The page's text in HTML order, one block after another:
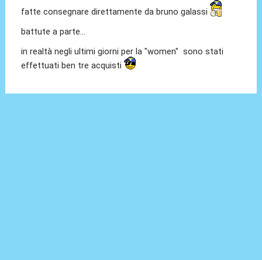
fatte consegnare direttamente da bruno galassi
battute a parte...
in realtà negli ultimi giorni per la "women" sono stati
effettuati ben tre acquisti